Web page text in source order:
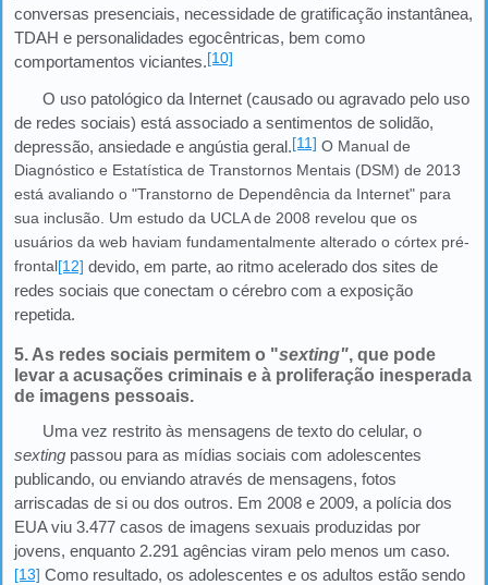
conversas presenciais, necessidade de gratificação instantânea,
TDAH e personalidades egocêntricas, bem como
comportamentos viciantes.[10]
O uso patológico da Internet (causado ou agravado pelo uso
de redes sociais) está associado a sentimentos de solidão,
depressão, ansiedade e angústia geral.[11] O Manual de
Diagnóstico e Estatística de Transtornos Mentais (DSM) de 2013
está avaliando o "Transtorno de Dependência da Internet" para
sua inclusão. Um estudo da UCLA de 2008 revelou que os
usuários da web haviam fundamentalmente alterado o córtex pré-
frontal[12] devido, em parte, ao ritmo acelerado dos sites de
redes sociais que conectam o cérebro com a exposição
repetida.
5. As redes sociais permitem o "sexting", que pode
levar a acusações criminais e à proliferação inesperada
de imagens pessoais.
Uma vez restrito às mensagens de texto do celular, o
sexting passou para as mídias sociais com adolescentes
publicando, ou enviando através de mensagens, fotos
arriscadas de si ou dos outros. Em 2008 e 2009, a polícia dos
EUA viu 3.477 casos de imagens sexuais produzidas por
jovens, enquanto 2.291 agências viram pelo menos um caso.
[13] Como resultado, os adolescentes e os adultos estão sendo